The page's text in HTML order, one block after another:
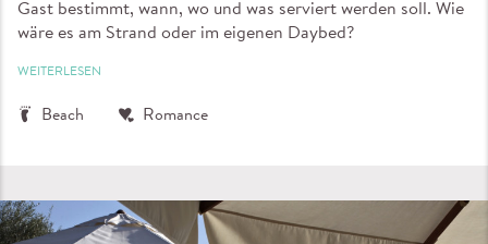
Gast bestimmt, wann, wo und was serviert werden soll. Wie
wäre es am Strand oder im eigenen Daybed?
WEITERLESEN
Beach Romance